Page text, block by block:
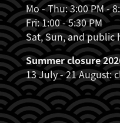
Mo - Thu: 3:00 PM -
Fri: 1:00 - 5:30 PM
Sat, Sun, and public
Summer closure
13 July - 21 August: